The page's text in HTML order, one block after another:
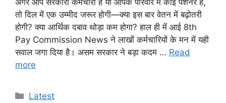
तो दिल में एक उम्मीद जरूर होगी—क्या इस बार वेतन में बढ़ोतरी
होगी? क्या आर्थिक दबाव थोड़ा कम होगा? हाल ही में आई 8th
Pay Commission News ने लाखों कर्मचारियों के मन में यही
सवाल जगा दिया है। असम सरकार ने बड़ा कदम … Read
more
Categories
Latest